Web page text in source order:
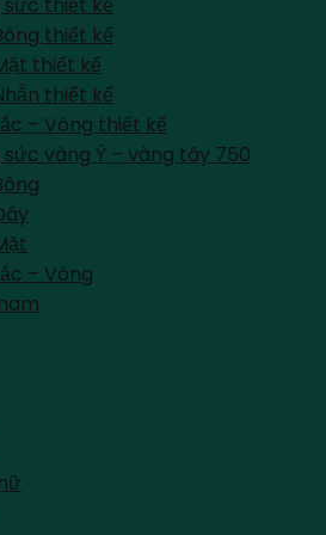
thiết kế
thiết kế
thiết kế
– Vòng thiết kế
vàng Ý – vàng tây 750
– Vòng